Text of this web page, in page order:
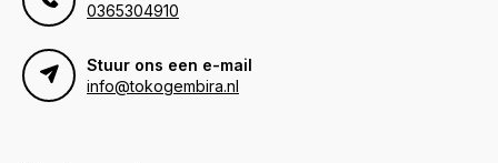
0365304910
Stuur ons een e-mail
info@tokogembira.nl